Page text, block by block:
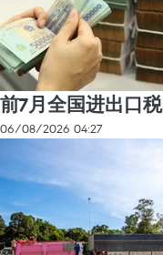
前7月全国进出口
06/08/2026 04:27